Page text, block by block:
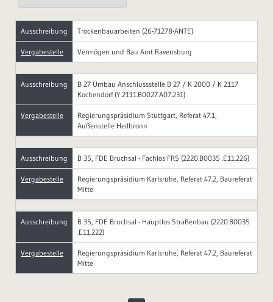
Ausschreibung Trockenbauarbeiten (26-71278-ANTE)
Vergabestelle Vermögen und Bau Amt Ravensburg
Ausschreibung
B 27 Umbau Anschlussstelle B 27 / K 2000 / K 2117
Kochendorf (Y.2111.B0027.A07.231)
Vergabestelle
Regierungspräsidium Stuttgart, Referat 47.1,
Außenstelle Heilbronn
Ausschreibung B 35, FDE Bruchsal - Fachlos FRS (2220.B0035 .E11.226)
Vergabestelle
Regierungspräsidium Karlsruhe, Referat 47.2, Baureferat
Mitte
Ausschreibung
B 35, FDE Bruchsal - Hauptlos Straßenbau (2220.B0035
.E11.222)
Vergabestelle
Regierungspräsidium Karlsruhe, Referat 47.2, Baureferat
Mitte